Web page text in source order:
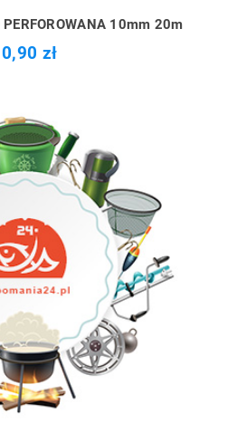
10mm 20m
zł